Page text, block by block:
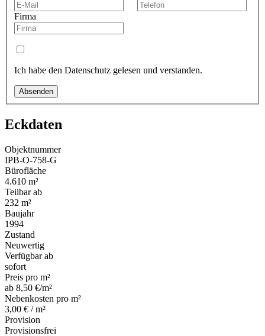
Firma
Ich habe den Datenschutz gelesen und verstanden.
Absenden
Eckdaten
Objektnummer
IPB-O-758-G
Bürofläche
4.610 m²
Teilbar ab
232 m²
Baujahr
1994
Zustand
Neuwertig
Verfügbar ab
sofort
Preis pro m²
ab 8,50 €/m²
Nebenkosten pro m²
3,00 € / m²
Provision
Provisionsfrei